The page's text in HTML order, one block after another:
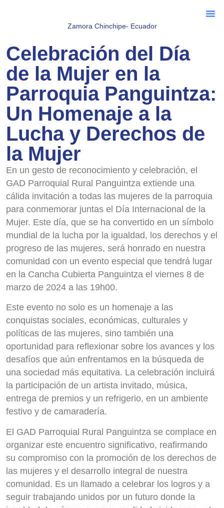
Zamora Chinchipe- Ecuador
Celebración del Día
de la Mujer en la
Parroquia Panguintza:
Un Homenaje a la
Lucha y Derechos de
la Mujer
En un gesto de reconocimiento y celebración, el
GAD Parroquial Rural Panguintza extiende una
cálida invitación a todas las mujeres de la parroquia
para conmemorar juntas el Día Internacional de la
Mujer. Este día, que se ha convertido en un símbolo
mundial de la lucha por la igualdad, los derechos y el
progreso de las mujeres, será honrado en nuestra
comunidad con un evento especial que tendrá lugar
en la Cancha Cubierta Panguintza el viernes 8 de
marzo de 2024 a las 19h00.
Este evento no solo es un homenaje a las
conquistas sociales, económicas, culturales y
políticas de las mujeres, sino también una
oportunidad para reflexionar sobre los avances y los
desafíos que aún enfrentamos en la búsqueda de
una sociedad más equitativa. La celebración incluirá
la participación de un artista invitado, música,
entrega de premios y un refrigerio, en un ambiente
festivo y de camaradería.
El GAD Parroquial Rural Panguintza se complace en
organizar este encuentro significativo, reafirmando
su compromiso con la promoción de los derechos de
las mujeres y el desarrollo integral de nuestra
comunidad. Es un llamado a celebrar los logros y a
seguir trabajando unidos por un futuro donde la